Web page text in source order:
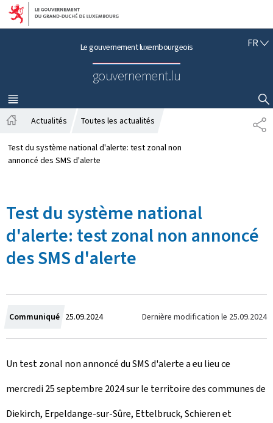
Aller au menu principal
Aller au contenu
Le gouvernement luxembourgeois
gouvernement.lu
FRF
Ç
A
I
S
MENU
PRINCIPAL
AFFICHER / MASQUER LA RECHERCHE
P
A
c
c
l
Actualités Toutes les actualités
Test du système national d'alerte: test zonal non
annoncé des SMS d'alerte
Test du système national
d'alerte: test zonal non annoncé
des SMS d'alerte
Communiqué C
r
é
e
l
25.09.2024 Dernière modification le 25.09.2024
Un test zonal non annoncé du SMS d'alerte a eu lieu ce
mercredi 25 septembre 2024 sur le territoire des communes de
Diekirch, Erpeldange-sur-Sûre, Ettelbruck, Schieren et